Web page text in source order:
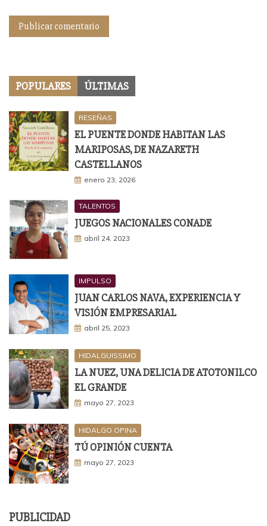
POPULARES ÚLTIMAS
RESEÑAS
EL PUENTE DONDE HABITAN LAS
MARIPOSAS, DE NAZARETH
CASTELLANOS
enero 23, 2026
TALENTOS
JUEGOS NACIONALES CONADE
abril 24, 2023
IMPULSO
JUAN CARLOS NAVA, EXPERIENCIA Y
VISIÓN EMPRESARIAL
abril 25, 2023
HIDALGUISSIMO
LA NUEZ, UNA DELICIA DE ATOTONILCO
EL GRANDE
mayo 27, 2023
HIDALGO OPINA
TÚ OPINIÓN CUENTA
mayo 27, 2023
PUBLICIDAD